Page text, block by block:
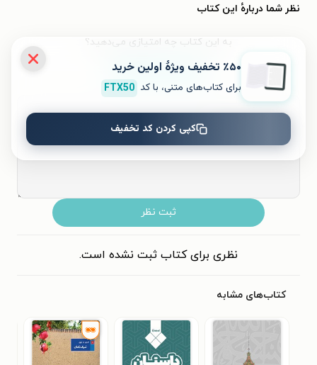
نظر شما دربارهٔ این کتاب
به این کتاب چه امتیازی می‌دهید؟
۱ ۲ ۳ ۴ ۵
ثبت نظر
نظری برای کتاب ثبت نشده است.
کتاب‌های مشابه
٪۵۰ تخفیف ویژۀ اولین خرید
برای کتاب‌های متنی، با کد FTX50
کپی کردن کد تخفیف